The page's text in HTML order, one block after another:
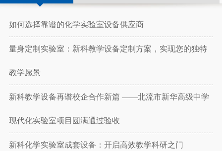
如何选择靠谱的化学实验室设备供应商
量身定制实验室：新科教学设备定制方案，实现您的独特
教学愿景
新科教学设备再谱校企合作新篇 ——北流市新华高级中学
现代化实验室项目圆满通过验收
新科化学实验室成套设备：开启高效教学科研之门